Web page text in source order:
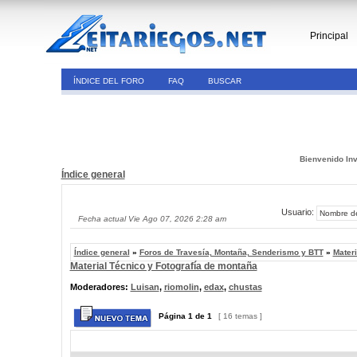
Principal
ÍNDICE DEL FORO FAQ BUSCAR
Bienvenido
Índice general
Fecha actual Vie Ago 07, 2026 2:28 am
Usuario:
Índice general » Foros de Travesía, Montaña, Senderismo y BTT»
Material Técnico y Fotografía de montaña
Moderadores: Luisan, riomolin, edax, chustas
Página 1 de 1 [ 16 temas ]